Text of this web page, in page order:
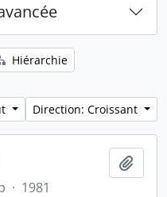
Hiérarchie
Direction: Croissant
· 1981